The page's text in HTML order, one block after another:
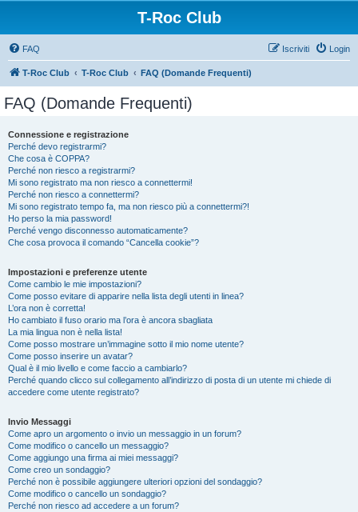
T-Roc Club
FAQ Login
Iscriviti
T-Roc Club T-Roc Club FAQ (Domande Frequenti)
FAQ (Domande Frequenti)
Connessione e registrazione
Perché devo registrarmi?
Che cosa è COPPA?
Perché non riesco a registrarmi?
Mi sono registrato ma non riesco a connettermi!
Perché non riesco a connettermi?
Mi sono registrato tempo fa, ma non riesco più a connettermi?!
Ho perso la mia password!
Perché vengo disconnesso automaticamente?
Che cosa provoca il comando “Cancella cookie”?
Impostazioni e preferenze utente
Come cambio le mie impostazioni?
Come posso evitare di apparire nella lista degli utenti in linea?
L’ora non è corretta!
Ho cambiato il fuso orario ma l’ora è ancora sbagliata
La mia lingua non è nella lista!
Come posso mostrare un’immagine sotto il mio nome utente?
Come posso inserire un avatar?
Qual è il mio livello e come faccio a cambiarlo?
Perché quando clicco sul collegamento all’indirizzo di posta di un utente mi chiede di
accedere come utente registrato?
Invio Messaggi
Come apro un argomento o invio un messaggio in un forum?
Come modifico o cancello un messaggio?
Come aggiungo una firma ai miei messaggi?
Come creo un sondaggio?
Perché non è possibile aggiungere ulteriori opzioni del sondaggio?
Come modifico o cancello un sondaggio?
Perché non riesco ad accedere a un forum?